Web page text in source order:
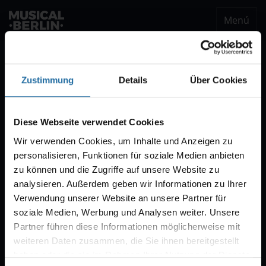
Zustimmung Details Über Cookies
Diese Webseite verwendet Cookies
Wir verwenden Cookies, um Inhalte und Anzeigen zu
personalisieren, Funktionen für soziale Medien anbieten
zu können und die Zugriffe auf unsere Website zu
analysieren. Außerdem geben wir Informationen zu Ihrer
Verwendung unserer Website an unsere Partner für
soziale Medien, Werbung und Analysen weiter. Unsere
Partner führen diese Informationen möglicherweise mit
weiteren Daten zusammen, die Sie ihnen bereitgestellt
haben oder die sie im Rahmen Ihrer Nutzung der Dienste
Menú
Estaremos encantados de enviarle un correo
entradas para "CABARET – Das Berlin-Musical".
Por regla general, la venta comienza con diez
semanas de antelación.